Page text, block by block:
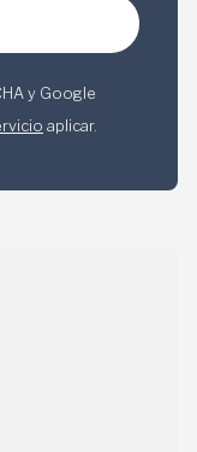
y Google
aplicar.